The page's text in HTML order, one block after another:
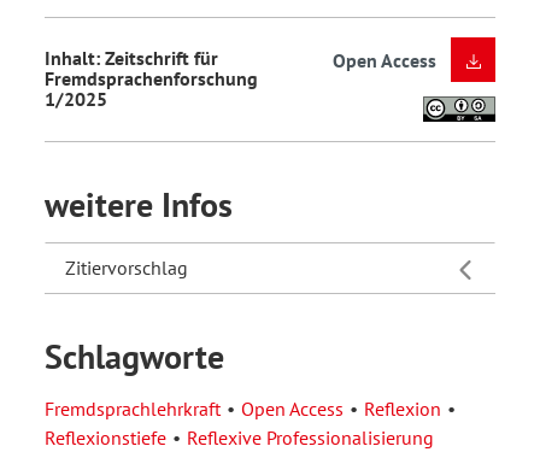
Inhalt: Zeitschrift für
Fremdsprachenforschung
1/2025
Open Access
weitere Infos
Zitiervorschlag
Schlagworte
Fremdsprachlehrkraft Open Access
Reflexion
Reflexionstiefe
Reflexive Professionalisierung